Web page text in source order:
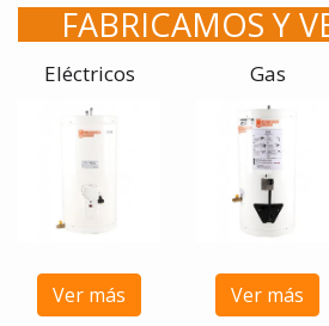
FABRICAMOS Y
Eléctricos
Ver más
Gas
Ver más